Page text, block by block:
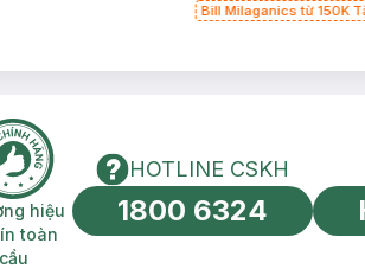
Bill Milaganics từ 150K
Thương hiệu uy tín toàn cầu
hiệu
toàn
cầu
HOTLINE CSKH
HOTLINE CSKH
1800 6324